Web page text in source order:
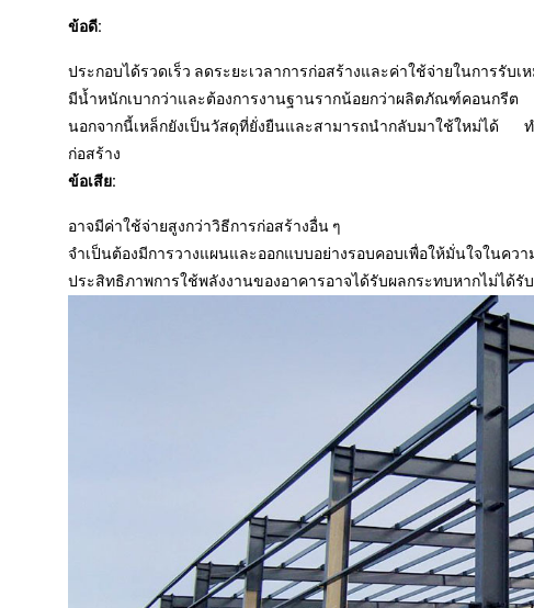
ข้อดี:
ประกอบได้รวดเร็ว ลดระยะเวลาการก่อสร้างและค่าใช้จ่ายในการรับเ
มีน้ำหนักเบากว่าและต้องการงานฐานรากน้อยกว่าผลิตภัณฑ์คอนกรีต
นอกจากนี้เหล็กยังเป็นวัสดุที่ยั่งยืนและสามารถนำกลับมาใช้ใหม่ได้ ท
ก่อสร้าง
ข้อเสีย:
อาจมีค่าใช้จ่ายสูงกว่าวิธีการก่อสร้างอื่น ๆ
จำเป็นต้องมีการวางแผนและออกแบบอย่างรอบคอบเพื่อให้มั่นใจในคว
ประสิทธิภาพการใช้พลังงานของอาคารอาจได้รับผลกระทบหากไม่ได้รั